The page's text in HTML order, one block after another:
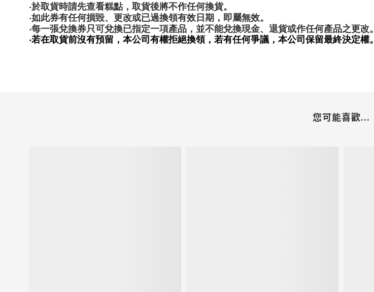
‧於取貨時請先查看糕點，取貨後將不作任何換貨。
‧如此券有任何損毀、更改或已過換領有效日期，即屬無效。
‧每一張兌換券只可兌換已指定一項產品，並不能兌換現金、退貨或作任何產品之更改。
‧若在取貨前沒有預留，本公司有權拒絕換領，若有任何爭議，本公司保留最終決定權。
您可能喜歡...